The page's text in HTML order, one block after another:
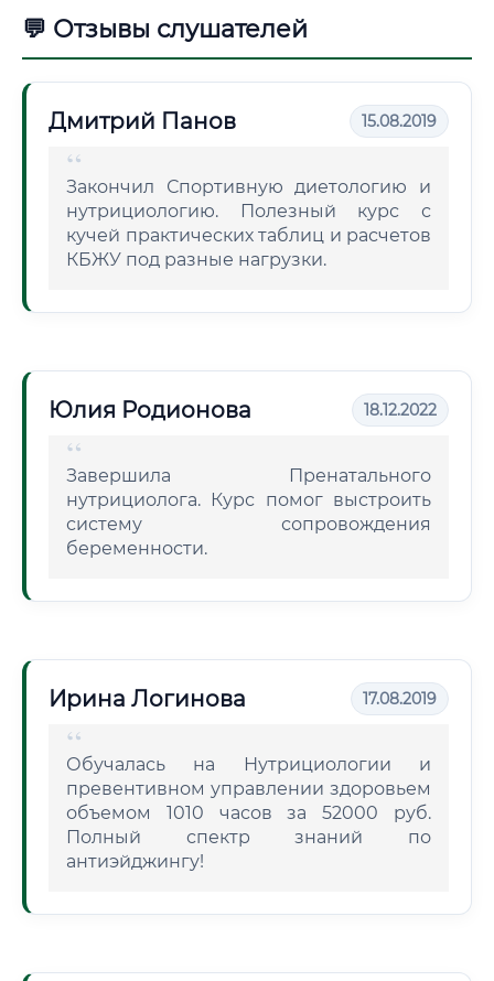
💬 Отзывы слушателей
Дмитрий Панов 15.08.2019
Закончил Спортивную диетологию и
нутрициологию. Полезный курс с
кучей практических таблиц и расчетов
КБЖУ под разные нагрузки.
Юлия Родионова 18.12.2022
Завершила Пренатального
нутрициолога. Курс помог выстроить
систему сопровождения
беременности.
Ирина Логинова 17.08.2019
Обучалась на Нутрициологии и
превентивном управлении здоровьем
объемом 1010 часов за 52000 руб.
Полный спектр знаний по
антиэйджингу!